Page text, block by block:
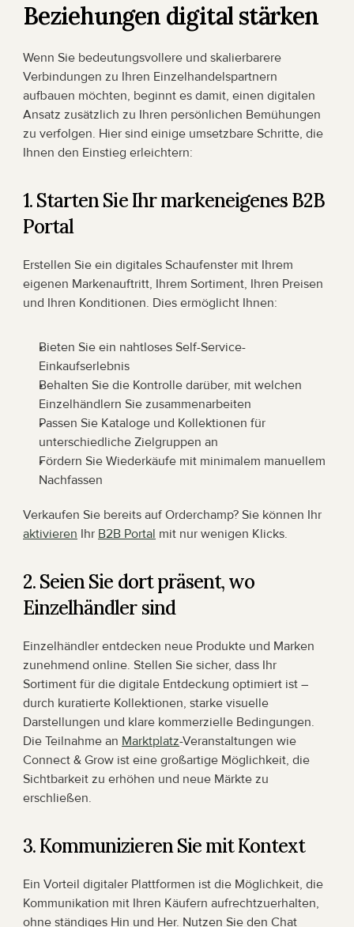
Beziehungen digital stärken
Wenn Sie bedeutungsvollere und skalierbarere
Verbindungen zu Ihren Einzelhandelspartnern
aufbauen möchten, beginnt es damit, einen digitalen
Ansatz zusätzlich zu Ihren persönlichen Bemühungen
zu verfolgen. Hier sind einige umsetzbare Schritte, die
Ihnen den Einstieg erleichtern:
1. Starten Sie Ihr markeneigenes B2B
Portal
Erstellen Sie ein digitales Schaufenster mit Ihrem
eigenen Markenauftritt, Ihrem Sortiment, Ihren Preisen
und Ihren Konditionen. Dies ermöglicht Ihnen:
Bieten Sie ein nahtloses Self-Service-
Einkaufserlebnis
Behalten Sie die Kontrolle darüber, mit welchen
Einzelhändlern Sie zusammenarbeiten
Passen Sie Kataloge und Kollektionen für
unterschiedliche Zielgruppen an
Fördern Sie Wiederkäufe mit minimalem manuellem
Nachfassen
aktivieren Ihr B2B Portal mit nur wenigen Klicks.
2. Seien Sie dort präsent, wo
Einzelhändler sind
Einzelhändler entdecken neue Produkte und Marken
zunehmend online. Stellen Sie sicher, dass Ihr
Sortiment für die digitale Entdeckung optimiert ist –
durch kuratierte Kollektionen, starke visuelle
Darstellungen und klare kommerzielle Bedingungen.
Die Teilnahme an Marktplatz-Veranstaltungen wie
Connect & Grow ist eine großartige Möglichkeit, die
Sichtbarkeit zu erhöhen und neue Märkte zu
erschließen.
3. Kommunizieren Sie mit Kontext
Ein Vorteil digitaler Plattformen ist die Möglichkeit, die
Kommunikation mit Ihren Käufern aufrechtzuerhalten,
ohne ständiges Hin und Her. Nutzen Sie den Chat